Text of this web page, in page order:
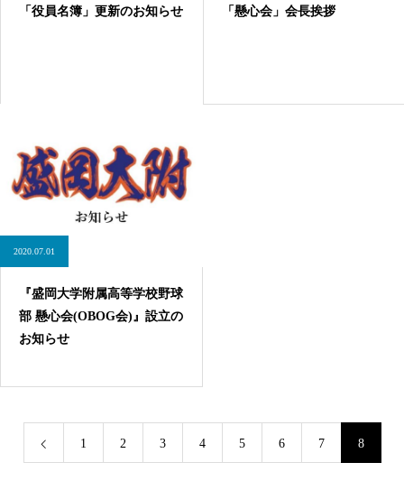
「役員名簿」更新のお知らせ 「懸心会」会長挨拶
2020.07.01
『盛岡大学附属高等学校野球
部 懸心会(OBOG会)』設立の
お知らせ
1 2 3 4 5 6 7 8